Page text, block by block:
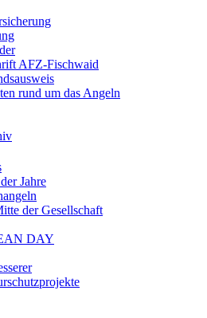
AFZ-Fischwaid
rund um das Angeln
Jahre
der Gesellschaft
DAY